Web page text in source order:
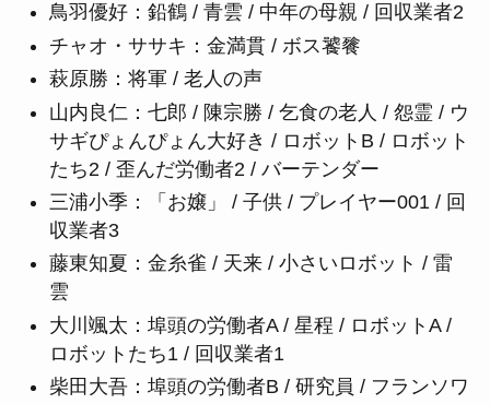
鳥羽優好：鉛鶴 / 青雲 / 中年の母親 / 回収業者2
チャオ・ササキ：金満貫 / ボス饕餮
萩原勝：将軍 / 老人の声
山内良仁：七郎 / 陳宗勝 / 乞食の老人 / 怨霊 / ウ
サギぴょんぴょん大好き / ロボットB / ロボット
たち2 / 歪んだ労働者2 / バーテンダー
三浦小季：「お嬢」 / 子供 / プレイヤー001 / 回
収業者3
藤東知夏：金糸雀 / 天来 / 小さいロボット / 雷
雲
大川颯太：埠頭の労働者A / 星程 / ロボットA /
ロボットたち1 / 回収業者1
柴田大吾：埠頭の労働者B / 研究員 / フランソワ